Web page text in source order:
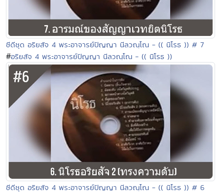
ซีดีชุด อริยสัจ 4 พระอาจารย์ปัญญา นีลวณฺโณ - (( นิโรธ )) # 7
#อริยสัจ 4 พระอาจารย์ปัญญา นีลวณฺโณ - (( นิโรธ ))
ซีดีชุด อริยสัจ 4 พระอาจารย์ปัญญา นีลวณฺโณ - (( นิโรธ )) # 6